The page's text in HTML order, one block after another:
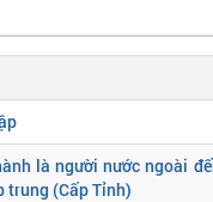
là người nước ngoài
trung (Cấp Tỉnh)